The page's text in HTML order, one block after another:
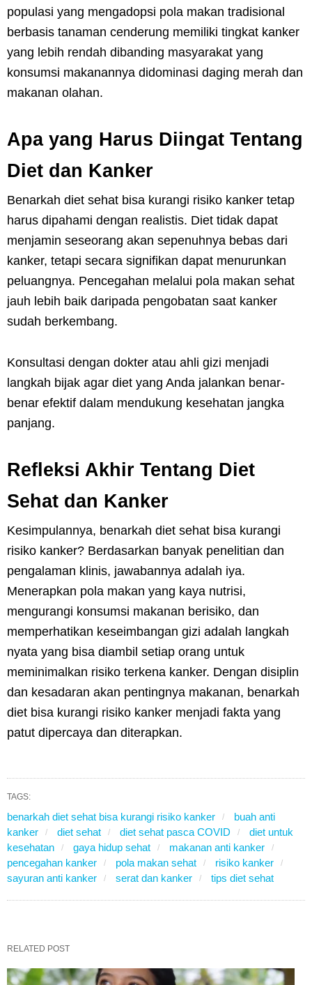
populasi yang mengadopsi pola makan tradisional
berbasis tanaman cenderung memiliki tingkat kanker
yang lebih rendah dibanding masyarakat yang
konsumsi makanannya didominasi daging merah dan
makanan olahan.
Apa yang Harus Diingat Tentang
Diet dan Kanker
Benarkah diet sehat bisa kurangi risiko kanker tetap
harus dipahami dengan realistis. Diet tidak dapat
menjamin seseorang akan sepenuhnya bebas dari
kanker, tetapi secara signifikan dapat menurunkan
peluangnya. Pencegahan melalui pola makan sehat
jauh lebih baik daripada pengobatan saat kanker
sudah berkembang.
Konsultasi dengan dokter atau ahli gizi menjadi
langkah bijak agar diet yang Anda jalankan benar-
benar efektif dalam mendukung kesehatan jangka
panjang.
Refleksi Akhir Tentang Diet
Sehat dan Kanker
Kesimpulannya, benarkah diet sehat bisa kurangi
risiko kanker? Berdasarkan banyak penelitian dan
pengalaman klinis, jawabannya adalah iya.
Menerapkan pola makan yang kaya nutrisi,
mengurangi konsumsi makanan berisiko, dan
memperhatikan keseimbangan gizi adalah langkah
nyata yang bisa diambil setiap orang untuk
meminimalkan risiko terkena kanker. Dengan disiplin
dan kesadaran akan pentingnya makanan, benarkah
diet bisa kurangi risiko kanker menjadi fakta yang
patut dipercaya dan diterapkan.
TAGS:
benarkah diet sehat bisa kurangi risiko kanker
buah anti
kanker
diet sehat diet sehat pasca COVID
diet untuk
kesehatan
gaya hidup sehat
makanan anti kanker
pencegahan kanker
pola makan sehat
risiko kanker
sayuran anti kanker
serat dan kanker tips diet sehat
RELATED POST